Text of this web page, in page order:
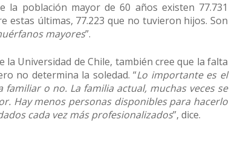
población mayor de 60 años existen 77.731
estas últimas, 77.223 que no tuvieron hijos. Son
mayores”.
la Universidad de Chile, también cree que la falta
no determina la soledad. “Lo importante es el
o no. La familia actual, muchas veces se
Hay menos personas disponibles para hacerlo
cada vez más profesionalizados”, dice.